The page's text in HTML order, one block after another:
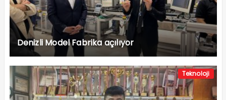
Denizli Model Fabrika açılıyor
Teknoloji